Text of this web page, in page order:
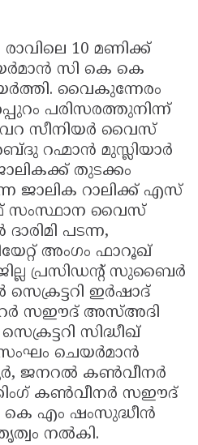
10 മണിക്ക്
സി കെ കെ
വൈകുന്നേരം
പരിസരത്തുനിന്ന്
സീനിയർ വൈസ്
റഹ്മാൻ മുസ്ലിയാർ
തുടക്കം
ജാലിക റാലിക്ക് എസ്
വൈസ്
പടന്ന,
അംഗം ഫാറൂഖ്
ജില്ല പ്രസിഡൻ്റ് സുബൈർ
സെക്രട്ടറി ഇർഷാദ്
സഈദ് അസ്അദി
സിദ്ധീഖ്
ചെയർമാൻ
ജനറൽ കൺവീനർ
കൺവീനർ സഈദ്
കെ എം ഷംസുദ്ധീൻ
നൽകി.